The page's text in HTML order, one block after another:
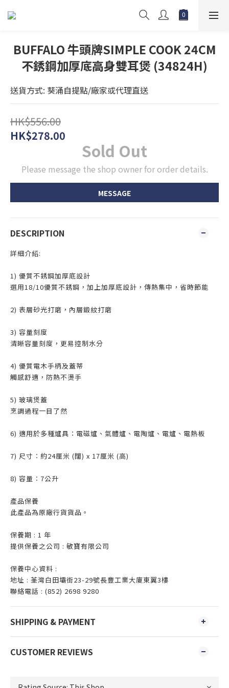
BUFFALO 牛頭牌SIMPLE COOK 24CM
不銹鋼加厚底高身雙耳煲 (34824H)
送貨方式: 葵涌自提點/廠家或代理直送
HK$556.00
HK$278.00
Sold Out
Please message the shop owner for order details.
MESSAGE
DESCRIPTION
詳細介紹:
1) 優質不銹鋼加厚底設計
選用18/10優質不銹鋼，加上加厚底設計，傳熱集中，省時節能
2) 表層砂光打磨，內層鍛紋打磨
3) 容量刻度
清晰容量刻度，更易控制水分
4) 優質電木手柄及蓋蒂
觸感舒適，防熱不燙手
5) 玻璃煲蓋
烹調過程一目了然
6) 適用於多種爐具：電磁爐、氣體爐、電陶爐、電爐、電熱板
7) 尺寸︰約24厘米 (闊) x 17厘米 (高)
8) 容量︰7公升
產品保養
此產品為原廠行貨貨品。
保養期 : 1 年
提供保養之公司 : 敏寶有限公司
保養中心資料 :
地址 : 荃灣白田壩街23-29號長豐工業大廈東翼3樓
聯絡電話 : (852) 2698 9280
SHIPPING & PAYMENT
CUSTOMER REVIEWS